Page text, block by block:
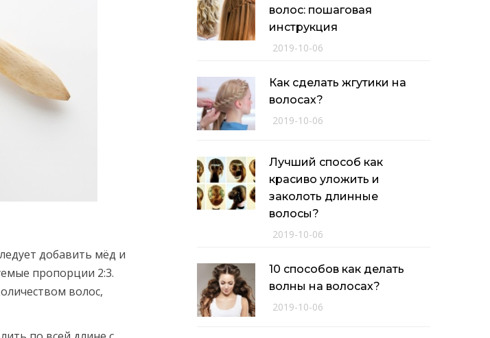
добавить мёд и
пропорции 2:3.
волос,
волос: пошаговая
инструкция
2019-10-06
Как сделать жгутики на
волосах?
2019-10-06
Лучший способ как
красиво уложить и
заколоть длинные
волосы?
2019-10-06
10 способов как делать
волны на волосах?
2019-10-06